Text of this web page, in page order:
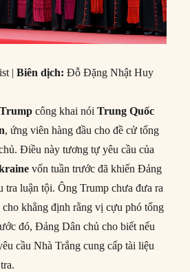
|Biên dịch: Đỗ Đặng Nhật Huy
công khai nóiTrung Quốc
, ứng viên hàng đầu cho đề cử tổng
Điều này tương tự yêu cầu của
vốn tuần trước đã khiến Đảng
tra luận tội. Ông Trump chưa đưa ra
khẳng định rằng vị cựu phó tổng
đó, Đảng Dân chủ cho biết nếu
cầu Nhà Trắng cung cấp tài liệu